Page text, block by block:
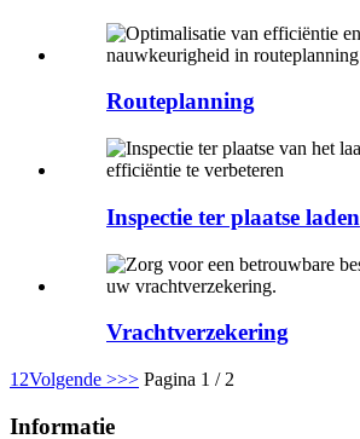
Routeplanning
Inspectie ter plaatse laden
Vrachtverzekering
1 2Volgende >>> Pagina 1 / 2
Informatie